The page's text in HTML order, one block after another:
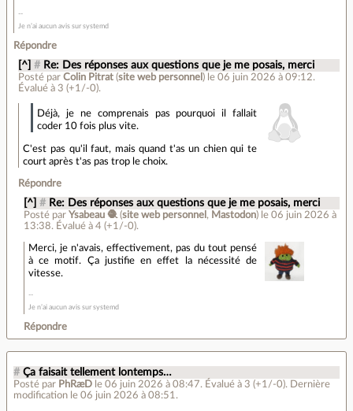
Je n’ai aucun avis sur systemd
Répondre
[^] # Re: Des réponses aux questions que je me posais, merci
Posté parColin Pitrat (site web personnel ) le 06 juin 2026 à 09:12.
Évalué à 3 (+1/-0).
Déjà, je ne comprenais pas pourquoi il fallait
coder 10 fois plus vite.
C'est pas qu'il faut, mais quand t'as un chien qui te
court après t'as pas trop le choix.
Répondre
[^] # Re: Des réponses aux questions que je me posais, merci
Posté par Ysabeau 🧶(site web personnel , Mastodon) le 06 juin 2026 à
13:38. Évalué à 4 (+1/-0).
Merci, je n'avais, effectivement, pas du tout pensé
à ce motif. Ça justifie en effet la nécessité de
vitesse.
Je n’ai aucun avis sur systemd
Répondre
# Ça faisait tellement lontemps…
Posté par PhRæD le 06 juin 2026 à 08:47. Évalué à 3 (+1/-0). Dernière
modification le 06 juin 2026 à 08:51.